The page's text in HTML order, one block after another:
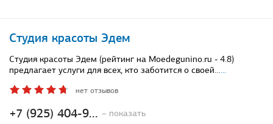
Студия красоты Эдем
+7 (925) 404-9... – показать
Студия красоты Эдем (рейтинг на Moedegunino.ru - 4.8)
предлагает услуги для всех, кто заботится о своей…...
нет отзывов